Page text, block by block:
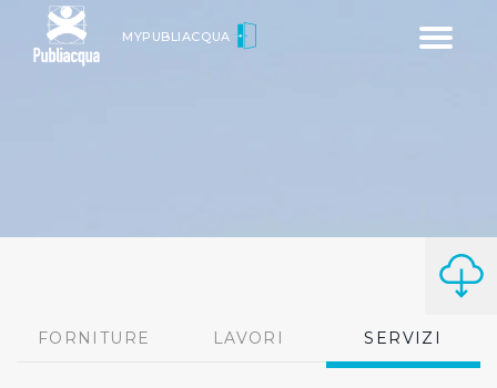
Toggle
MYPUBLIACQUA
FORNITURE LAVORI SERVIZI